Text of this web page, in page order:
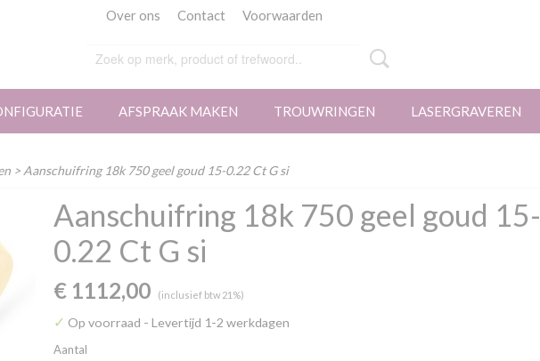
Over ons Contact Voorwaarden
AFSPRAAK MAKEN TROUWRINGEN LASERGRAVEREN
> Aanschuifring 18k 750 geel goud 15-0.22 Ct G si
Aanschuifring 18k 750 geel goud 15-
0.22 Ct G si
€ 1112,00 (inclusief btw 21%)
✓ Op voorraad - Levertijd 1-2 werkdagen
Aantal